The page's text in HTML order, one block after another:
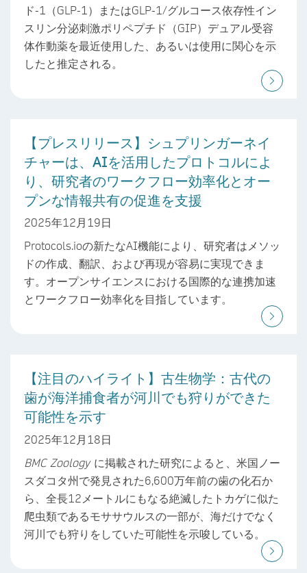
ド-1（GLP-1）またはGLP-1/グルコース依存性イン
スリン分泌刺激ポリペプチド（GIP）デュアル受容
体作動薬を最近使用した、あるいは使用に関心を示
したと推定される。
【プレスリリース】シュプリンガーネイ
チャーは、AIを活用したプロトコルによ
り、研究者のワークフロー効率化とオー
プンな情報共有の促進を支援
2025年12月19日
Protocols.ioの新たなAI機能により、研究者はメソッ
ドの作成、翻訳、および再現が容易に実現できま
す。オープンサイエンスにおける国際的な連携加速
とワークフロー効率化を目指しています。
【注目のハイライト】古生物学：古代の
歯が海洋捕食者が河川でも狩りができた
可能性を示す
2025年12月18日
BMC Zoology に掲載された研究によると、米国ノー
スダコタ州で発見された6,600万年前の歯の化石か
ら、全長12メートルにもなる絶滅したトカゲに似た
爬虫類であるモササウルスの一部が、海だけでなく
河川でも狩りをしていた可能性を示唆している。